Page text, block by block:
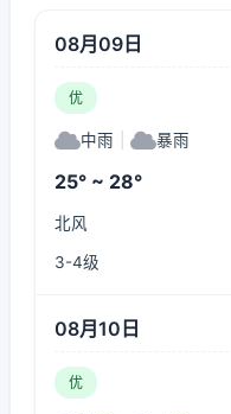
08月09日
优
中雨 暴雨
25° ~ 28°
北风
3-4级
08月10日
优